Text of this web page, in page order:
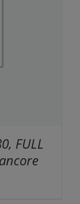
FULL